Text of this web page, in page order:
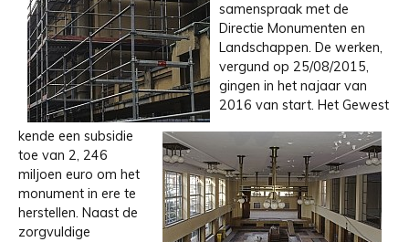
samenspraak met de
Directie Monumenten en
Landschappen. De werken,
vergund op 25/08/2015,
gingen in het najaar van
2016 van start. Het Gewest
kende een subsidie
toe van 2, 246
miljoen euro om het
monument in ere te
herstellen. Naast de
zorgvuldige